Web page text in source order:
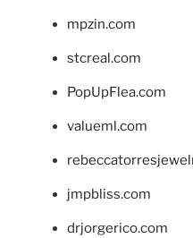
mpzin.com
stcreal.com
PopUpFlea.com
valueml.com
jmpbliss.com
drjorgerico.com